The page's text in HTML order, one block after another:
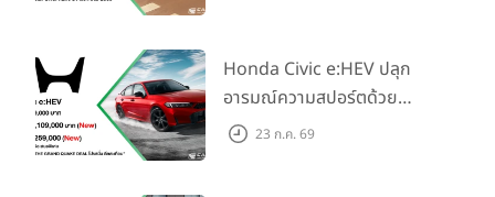
Honda Civic e:HEV ปลุก
อารมณ์ความสปอร์ตด้วย
Honda S+ Shift ครั้งแรกใน
23 ก.ค. 69